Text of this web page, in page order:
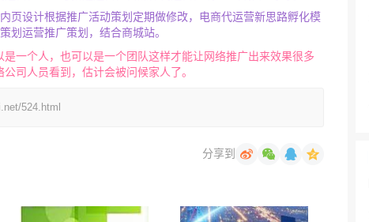
页设计根据推广活动策划定期做修改，电商代运营新思路孵化模
划运营推广策划，结合商城站。
一个人，也可以是一个团队这样才能让网络推广出来效果很多
司人员看到，估计会被问候家人了。
524.html
分享到